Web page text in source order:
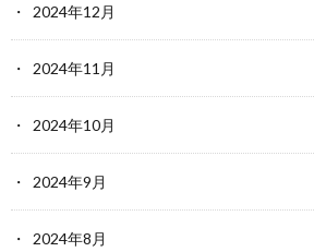
2024年12月
2024年11月
2024年10月
2024年9月
2024年8月